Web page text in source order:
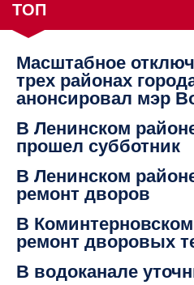
ТОП
Масштабное
трех районах
анонсировал мэр
В Ленинском
прошел субботник
В Ленинском
ремонт дворов
В
ремонт дворовых
В водоканале